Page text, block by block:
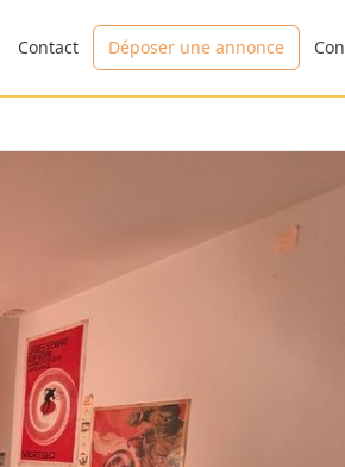
Contact Déposer une annonce